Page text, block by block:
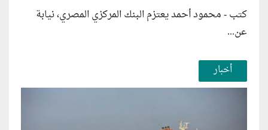
كتب - محمود أحمد يعتزم البنك المركزي المصري، نيابة
عن...
أخبار